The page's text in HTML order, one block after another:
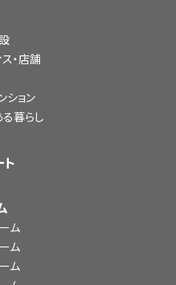
・店舗
ション
暮らし
ト
ム
ム
ム